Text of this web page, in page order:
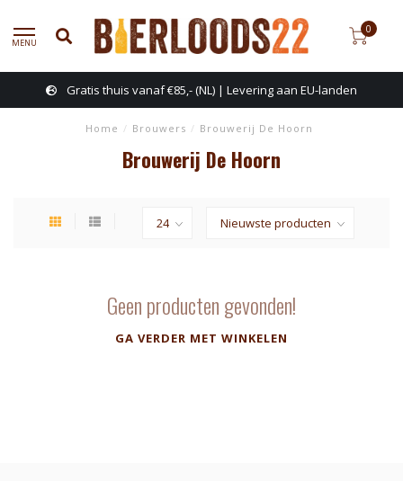
MENU
0
Gratis thuis vanaf €85,- (NL) | Levering aan EU-landen
Home / Brouwers / Brouwerij De Hoorn
Brouwerij De Hoorn
Geen producten gevonden!
GA VERDER MET WINKELEN